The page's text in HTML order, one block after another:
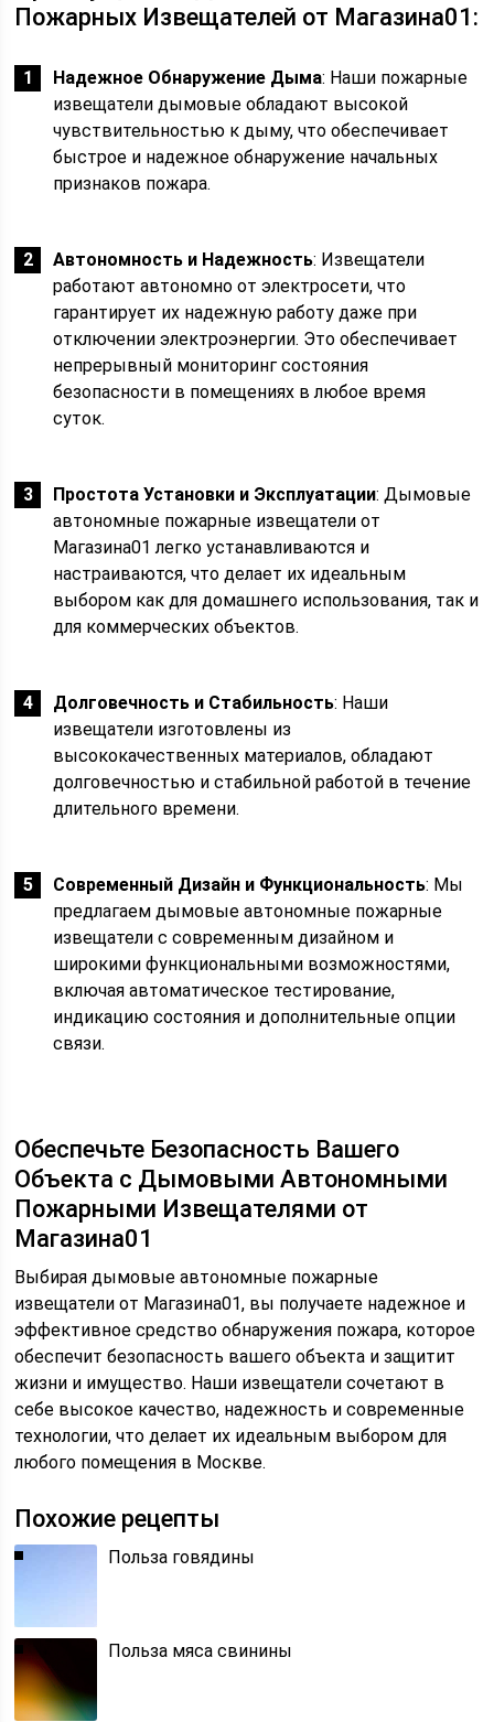
Пожарных Извещателей от Магазина01:
Надежное Обнаружение Дыма: Наши пожарные
извещатели дымовые обладают высокой
чувствительностью к дыму, что обеспечивает
быстрое и надежное обнаружение начальных
признаков пожара.
Автономность и Надежность: Извещатели
работают автономно от электросети, что
гарантирует их надежную работу даже при
отключении электроэнергии. Это обеспечивает
непрерывный мониторинг состояния
безопасности в помещениях в любое время
суток.
Простота Установки и Эксплуатации: Дымовые
автономные пожарные извещатели от
Магазина01 легко устанавливаются и
настраиваются, что делает их идеальным
выбором как для домашнего использования, так и
для коммерческих объектов.
Долговечность и Стабильность: Наши
извещатели изготовлены из
высококачественных материалов, обладают
долговечностью и стабильной работой в течение
длительного времени.
Современный Дизайн и Функциональность: Мы
предлагаем дымовые автономные пожарные
извещатели с современным дизайном и
широкими функциональными возможностями,
включая автоматическое тестирование,
индикацию состояния и дополнительные опции
связи.
Обеспечьте Безопасность Вашего
Объекта с Дымовыми Автономными
Пожарными Извещателями от
Магазина01
Выбирая дымовые автономные пожарные
извещатели от Магазина01, вы получаете надежное и
эффективное средство обнаружения пожара, которое
обеспечит безопасность вашего объекта и защитит
жизни и имущество. Наши извещатели сочетают в
себе высокое качество, надежность и современные
технологии, что делает их идеальным выбором для
любого помещения в Москве.
Похожие рецепты
Польза говядины
Польза мяса свинины